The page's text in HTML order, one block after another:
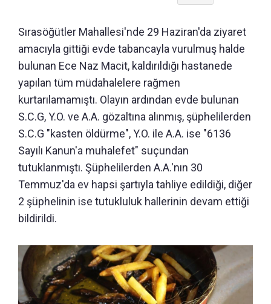
Sırasöğütler Mahallesi'nde 29 Haziran'da ziyaret
amacıyla gittiği evde tabancayla vurulmuş halde
bulunan Ece Naz Macit, kaldırıldığı hastanede
yapılan tüm müdahalelere rağmen
kurtarılamamıştı. Olayın ardından evde bulunan
S.C.G, Y.O. ve A.A. gözaltına alınmış, şüphelilerden
S.C.G "kasten öldürme", Y.O. ile A.A. ise "6136
Sayılı Kanun'a muhalefet" suçundan
tutuklanmıştı. Şüphelilerden A.A.'nın 30
Temmuz'da ev hapsi şartıyla tahliye edildiği, diğer
2 şüphelinin ise tutukluluk hallerinin devam ettiği
bildirildi.